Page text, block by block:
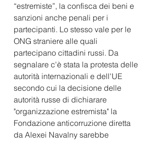
“estremiste”, la confisca dei beni e
sanzioni anche penali per i
partecipanti. Lo stesso vale per le
ONG straniere alle quali
partecipano cittadini russi. Da
segnalare c'è stata la protesta delle
autorità internazionali e dell'UE
secondo cui la decisione delle
autorità russe di dichiarare
"organizzazione estremista" la
Fondazione anticorruzione diretta
da Alexei Navalny sarebbe